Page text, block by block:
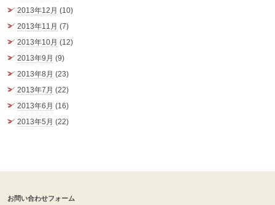
2013年12月 (10)
2013年11月 (7)
2013年10月 (12)
2013年9月 (9)
2013年8月 (23)
2013年7月 (22)
2013年6月 (16)
2013年5月 (22)
お問い合わせフォーム